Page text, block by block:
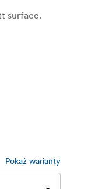
surface.
Pokaż warianty